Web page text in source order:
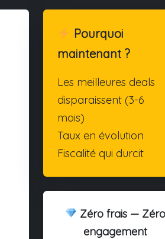
Pourquoi
maintenant ?
Les meilleures deals
disparaissent (3-6
mois)
Taux en évolution
Fiscalité qui durcit
Zéro frais — Zéro
engagement